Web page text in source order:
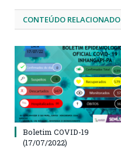
CONTEÚDO RELACIONADO
Boletim COVID-19
(17/07/2022)